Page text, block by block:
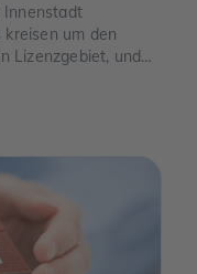
Innenstadt
um den
Lizenzgebiet, und
oder einer